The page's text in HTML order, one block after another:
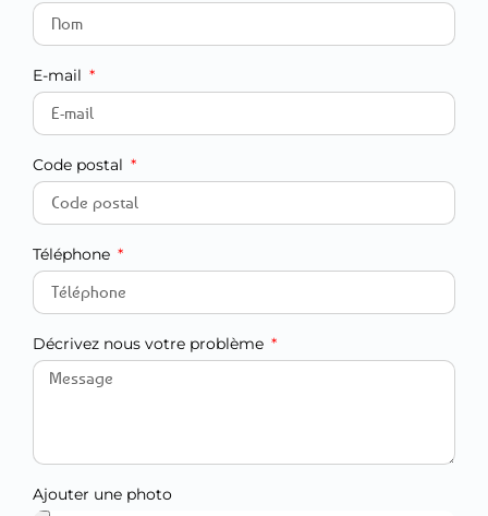
E-mail
Code postal
Téléphone
Décrivez nous votre problème
Ajouter une photo